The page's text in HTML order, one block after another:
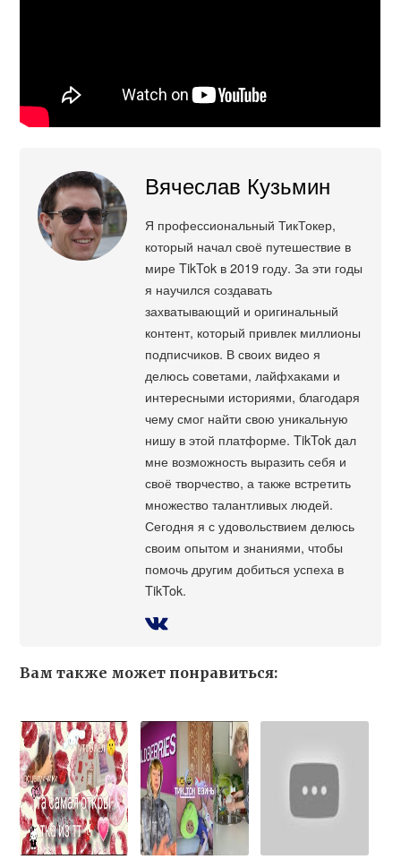
Вячеслав Кузьмин
Я профессиональный ТикТокер,
который начал своё путешествие в
мире TikTok в 2019 году. За эти годы
я научился создавать
захватывающий и оригинальный
контент, который привлек миллионы
подписчиков. В своих видео я
делюсь советами, лайфхаками и
интересными историями, благодаря
чему смог найти свою уникальную
нишу в этой платформе. TikTok дал
мне возможность выразить себя и
своё творчество, а также встретить
множество талантливых людей.
Сегодня я с удовольствием делюсь
своим опытом и знаниями, чтобы
помочь другим добиться успеха в
TikTok.
Вам также может понравиться: